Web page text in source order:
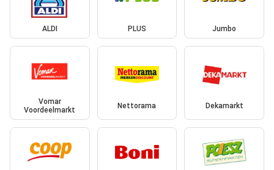
ALDI PLUS Jumbo
Vomar
Voordeelmarkt
Nettorama Dekamarkt